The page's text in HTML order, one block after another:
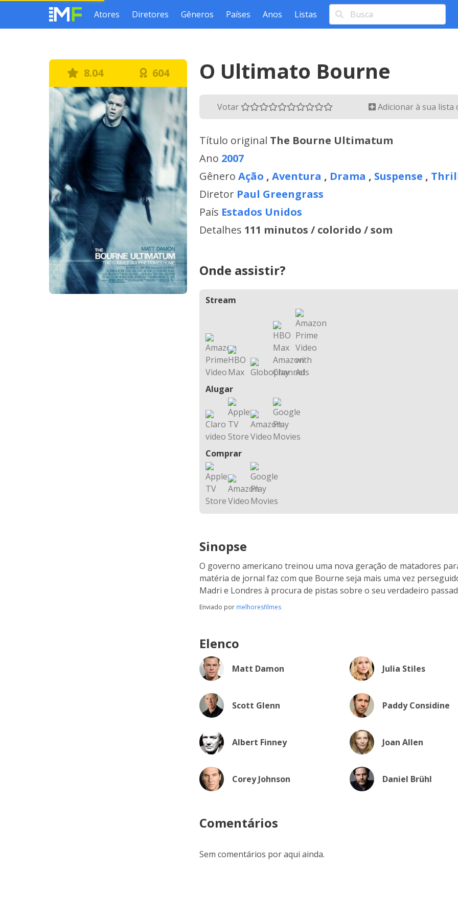
Atores Diretores Gêneros Países Anos Listas
8.04 604 O Ultimato Bourne
Votar Adicionar à sua lista
Título original The Bourne Ultimatum
Ano 2007
Gênero Ação , Aventura , Drama , Suspense ,
Diretor Paul Greengrass
País Estados Unidos
Detalhes 111 minutos / colorido / som
Onde assistir?
Stream
Alugar
Comprar
Sinopse
O governo americano treinou uma nova geração de matadores
matéria de jornal faz com que Bourne seja mais uma vez
Madri e Londres à procura de pistas sobre o seu verdadeiro
Enviado por melhoresfilmes
Elenco
Matt Damon Julia Stiles
Scott Glenn Paddy Considine
Albert Finney Joan Allen
Corey Johnson Daniel Brühl
Comentários
Sem comentários por aqui ainda.